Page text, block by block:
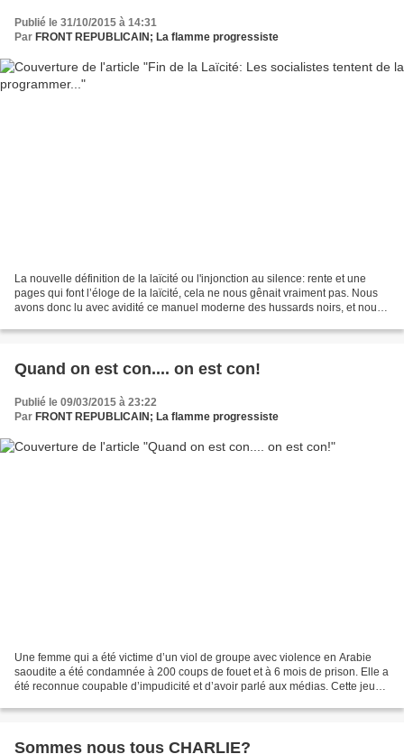
Publié le 31/10/2015 à 14:31
Par FRONT REPUBLICAIN; La flamme progressiste
La nouvelle définition de la laïcité ou l'injonction au silence: rente et une
pages qui font l’éloge de la laïcité, cela ne nous gênait vraiment pas. Nous
avons donc lu avec avidité ce manuel moderne des hussards noirs, et nous
Quand on est con.... on est con!
Publié le 09/03/2015 à 23:22
Par FRONT REPUBLICAIN; La flamme progressiste
Une femme qui a été victime d’un viol de groupe avec violence en Arabie
saoudite a été condamnée à 200 coups de fouet et à 6 mois de prison. Elle a
été reconnue coupable d’impudicité et d’avoir parlé aux médias. Cette jeune
Sommes nous tous CHARLIE?